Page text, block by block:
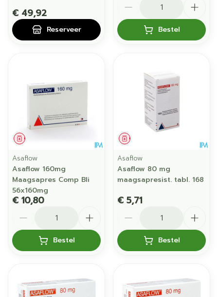
€ 49,92
Reserveer Bestel
Geneesmiddel
Asaflow
Asaflow 160mg
Maagsapres Comp Bli
56x160mg
€ 10,80
Bestel
Geneesmiddel
Asaflow
Asaflow 80 mg
maagsapresist. tabl. 168
€ 5,71
Bestel